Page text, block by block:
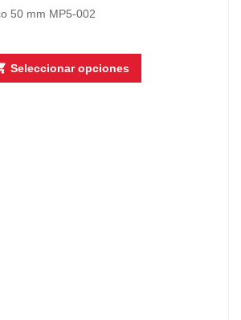
50 mm MP5-002
Seleccionar opciones